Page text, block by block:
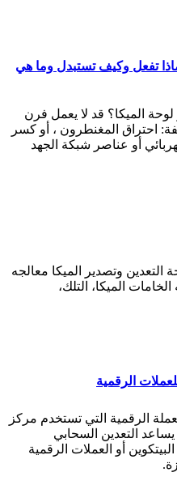
تفعل وكيف تستبدل وما هي
الميكا؟ قد لا يعمل فرن
احتراق المغنطرون ، أو كسر
أو عناصر شبكة الجهد
التعدين وتصدير الميكا معالجه
الميكا، التلك،
الرقمية التي تستخدم مركز
التعدين السحابي
أو العملات الرقمية